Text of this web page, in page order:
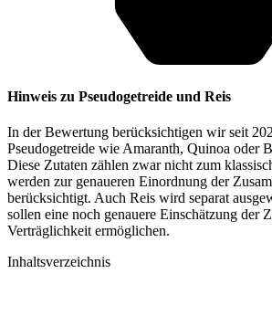
Hinweis zu Pseudogetreide und Reis
In der Bewertung berücksichtigen wir seit
Pseudogetreide wie Amaranth, Quinoa oder
Diese Zutaten zählen zwar nicht zum
werden zur genaueren Einordnung der
berücksichtigt. Auch Reis wird separat
sollen eine noch genauere Einschätzung der
Verträglichkeit ermöglichen.
Inhaltsverzeichnis​